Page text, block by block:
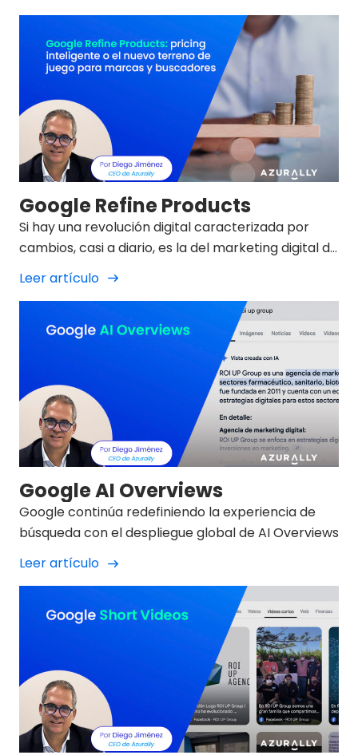
Google Refine Products
Si hay una revolución digital caracterizada por
cambios, casi a diario, es la del marketing digital de
Leer artículo
Google AI Overviews
Google continúa redefiniendo la experiencia de
búsqueda con el despliegue global de AI Overviews
Leer artículo